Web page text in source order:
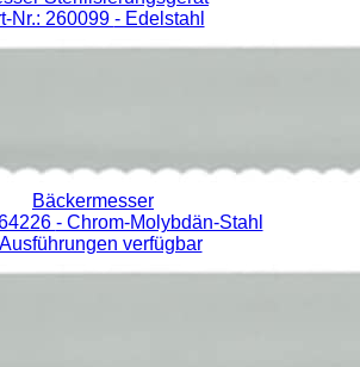
Nr.: 260099 - Edelstahl
Bäckermesser
- Chrom-Molybdän-Stahl
verfügbar